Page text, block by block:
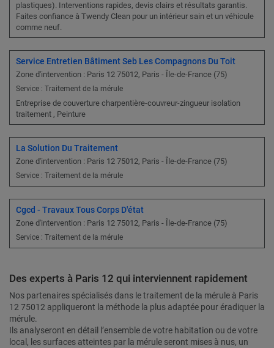
plastiques). Interventions rapides, devis clairs et résultats garantis.
Faites confiance à Twendy Clean pour un intérieur sain et un véhicule
comme neuf.
Service Entretien Bâtiment Seb Les Compagnons Du Toit
Zone d'intervention : Paris 12 75012, Paris - Île-de-France (75)
Service : Traitement de la mérule
Entreprise de couverture charpentière-couvreur-zingueur isolation
traitement , Peinture
La Solution Du Traitement
Zone d'intervention : Paris 12 75012, Paris - Île-de-France (75)
Service : Traitement de la mérule
Cgcd - Travaux Tous Corps D'état
Zone d'intervention : Paris 12 75012, Paris - Île-de-France (75)
Service : Traitement de la mérule
Des experts à Paris 12 qui interviennent rapidement
Nos partenaires spécialisés dans le traitement de la mérule à Paris
12 75012 appliqueront la méthode la plus adaptée pour éradiquer la
mérule.
Ils analyseront en détail l’ensemble de votre habitation ou de votre
local, les surfaces atteintes par la mérule seront mises à nus, un